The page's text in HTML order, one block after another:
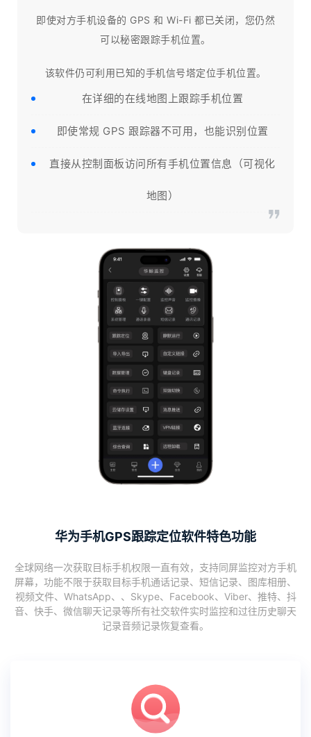
即使对方手机设备的 GPS 和 Wi-Fi 都已关闭，您仍然
可以秘密跟踪手机位置。
该软件仍可利用已知的手机信号塔定位手机位置。
在详细的在线地图上跟踪手机位置
即使常规 GPS 跟踪器不可用，也能识别位置
直接从控制面板访问所有手机位置信息（可视化
地图）
华为手机GPS跟踪定位软件特色功能
全球网络一次获取目标手机权限一直有效，支持同屏监控对方手机
屏幕，功能不限于获取目标手机通话记录、短信记录、图库相册、
视频文件、WhatsApp、、Skype、Facebook、Viber、推特、抖
音、快手、微信聊天记录等所有社交软件实时监控和过往历史聊天
记录音频记录恢复查看。